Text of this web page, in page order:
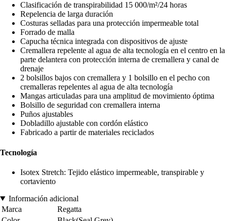
Clasificación de transpirabilidad 15 000/m²/24 horas
Repelencia de larga duración
Costuras selladas para una protección impermeable total
Forrado de malla
Capucha técnica integrada con dispositivos de ajuste
Cremallera repelente al agua de alta tecnología en el centro en la
parte delantera con protección interna de cremallera y canal de
drenaje
2 bolsillos bajos con cremallera y 1 bolsillo en el pecho con
cremalleras repelentes al agua de alta tecnología
Mangas articuladas para una amplitud de movimiento óptima
Bolsillo de seguridad con cremallera interna
Puños ajustables
Dobladillo ajustable con cordón elástico
Fabricado a partir de materiales reciclados
Tecnología
Isotex Stretch: Tejido elástico impermeable, transpirable y
cortaviento
Información adicional
Marca
Regatta